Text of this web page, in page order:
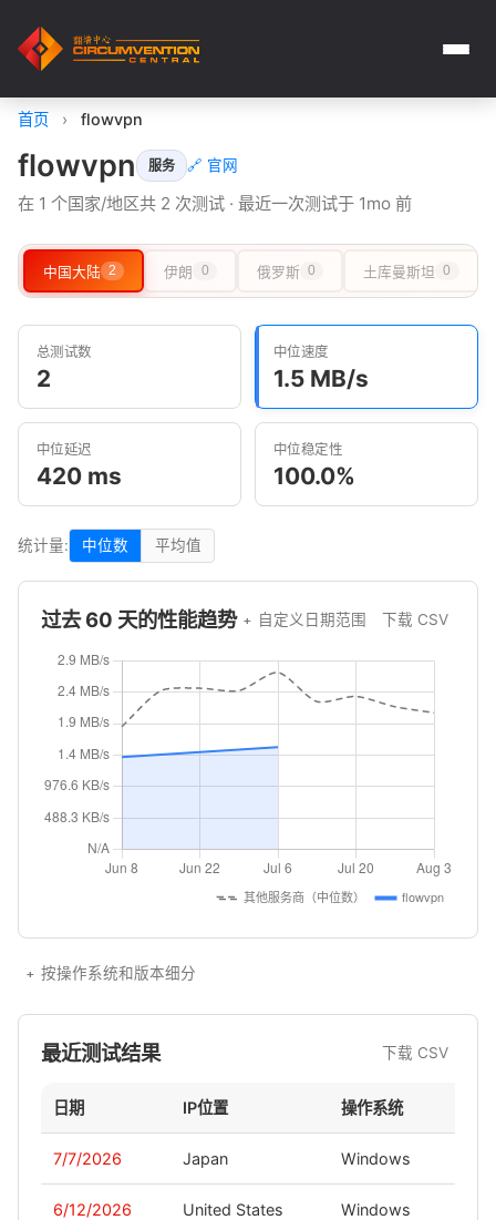
首页 › flowvpn
flowvpn 服务 🔗 官网
在 1 个国家/地区共 2 次测试 · 最近一次测试于 1mo 前
中国大陆 2 伊朗 0 俄罗斯 0 土库曼斯坦 0
总测试数
2
中位速度
1.5 MB/s
中位延迟
420 ms
中位稳定性
100.0%
统计量: 中位数 平均值
过去 60 天的性能趋势 自定义日期范围 下载 CSV
按操作系统和版本细分
最近测试结果 下载 CSV
日期 IP位置 操作系统
7/7/2026 Japan Windows
6/12/2026 United States Windows